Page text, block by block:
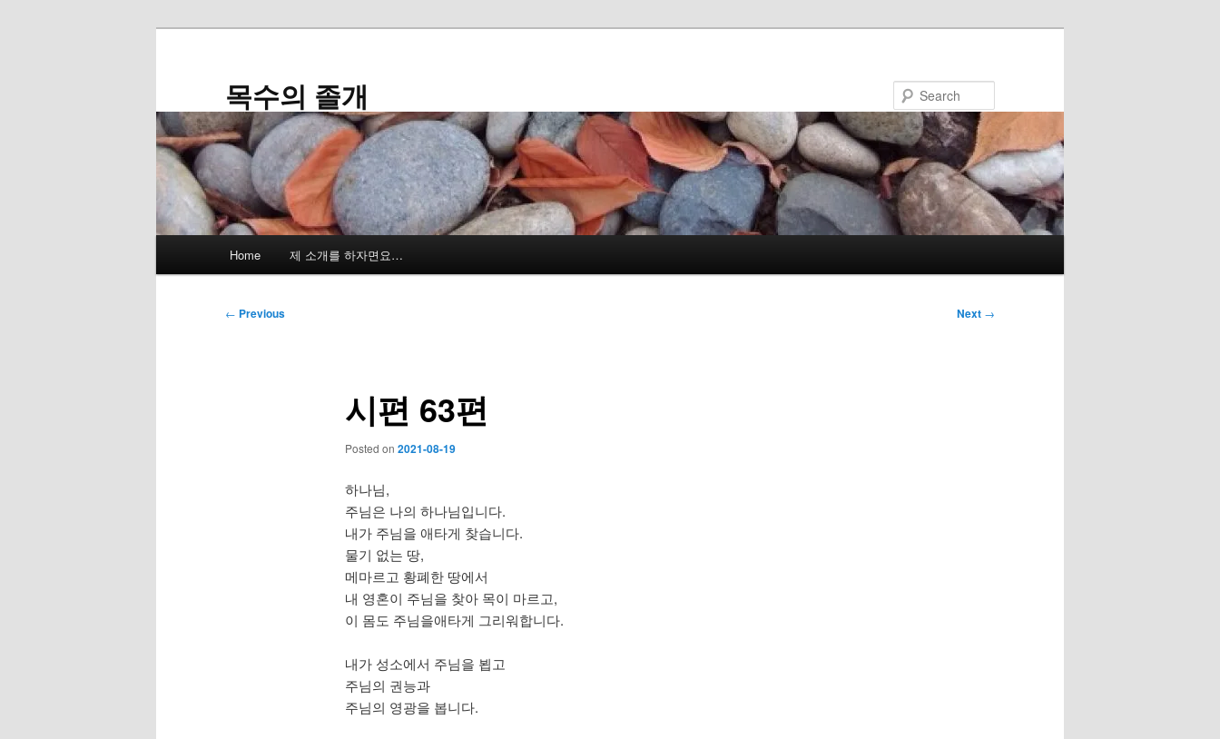
목수의 졸개
Home 제 소개를 하자면요…
Post
← Previous Next →
시편 63편
Posted on 2021-08-19
하나님,
주님은 나의 하나님입니다.
내가 주님을 애타게 찾습니다.
물기 없는 땅,
메마르고 황폐한 땅에서
내 영혼이 주님을 찾아 목이 마르고,
이 몸도 주님을애타게 그리워합니다.
내가 성소에서 주님을 뵙고
주님의 권능과
주님의 영광을 봅니다.